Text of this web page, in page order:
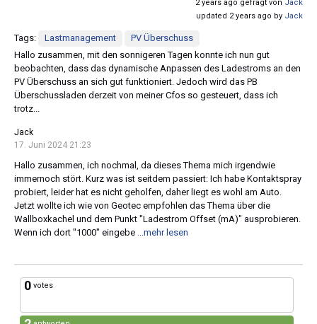
2 years ago gefragt von Jack
updated 2 years ago by Jack
Tags: Lastmanagement
PV Überschuss
Hallo zusammen, mit den sonnigeren Tagen konnte ich nun gut
beobachten, dass das dynamische Anpassen des Ladestroms an den
PV Überschuss an sich gut funktioniert. Jedoch wird das PB
Überschussladen derzeit von meiner Cfos so gesteuert, dass ich
trotz...
Jack
17. Juni 2024 21:23
Hallo zusammen, ich nochmal, da dieses Thema mich irgendwie
immernoch stört. Kurz was ist seitdem passiert: Ich habe Kontaktspray
probiert, leider hat es nicht geholfen, daher liegt es wohl am Auto.
Jetzt wollte ich wie von Geotec empfohlen das Thema über die
Wallboxkachel und dem Punkt "Ladestrom Offset (mA)" ausprobieren.
Wenn ich dort "1000" eingebe ...mehr lesen
0 votes